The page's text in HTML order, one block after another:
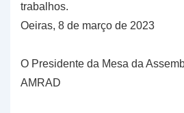
trabalhos.
Oeiras, 8 de março de 2023
O Presidente da Mesa da
AMRAD